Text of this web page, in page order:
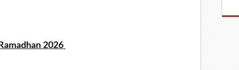
2026